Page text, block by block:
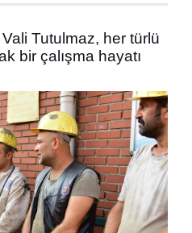
Tutulmaz, her türlü
bir çalışma hayatı